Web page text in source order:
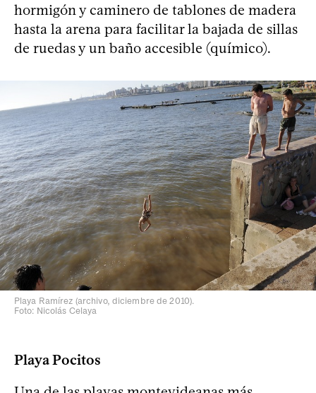
hormigón y caminero de tablones de madera
hasta la arena para facilitar la bajada de sillas
de ruedas y un baño accesible (químico).
Playa Ramírez (archivo, diciembre de 2010).
Foto: Nicolás Celaya
Playa Pocitos